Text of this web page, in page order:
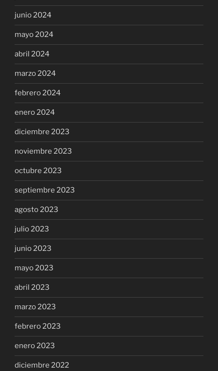
junio 2024
mayo 2024
abril 2024
marzo 2024
febrero 2024
enero 2024
diciembre 2023
noviembre 2023
octubre 2023
septiembre 2023
agosto 2023
julio 2023
junio 2023
mayo 2023
abril 2023
marzo 2023
febrero 2023
enero 2023
diciembre 2022